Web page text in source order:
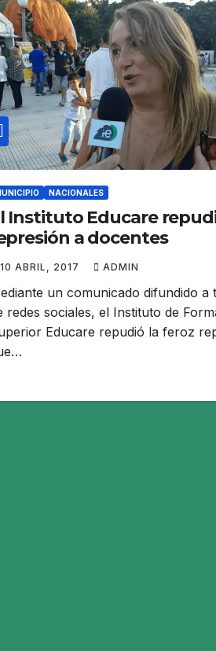
NACIONALES
Instituto Educare
a docentes
10 ABRIL, 2017 ADMIN
un comunicado difundido a
redes sociales, el Instituto de
Educare repudió la feroz